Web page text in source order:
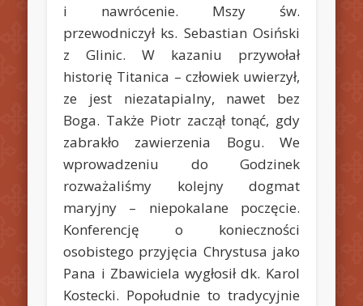
i nawrócenie. Mszy św.
przewodniczył ks. Sebastian Osiński
z Glinic. W kazaniu przywołał
historię Titanica – człowiek uwierzył,
ze jest niezatapialny, nawet bez
Boga. Także Piotr zaczął tonąć, gdy
zabrakło zawierzenia Bogu. We
wprowadzeniu do Godzinek
rozważaliśmy kolejny dogmat
maryjny – niepokalane poczęcie.
Konferencję o konieczności
osobistego przyjęcia Chrystusa jako
Pana i Zbawiciela wygłosił dk. Karol
Kostecki. Popołudnie to tradycyjnie